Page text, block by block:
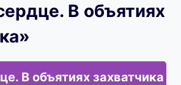
В объятиях
В объятиях захватчика